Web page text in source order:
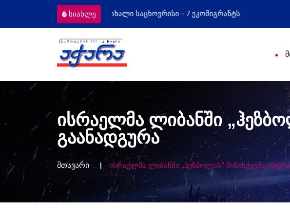
სიახლე
- 7 ეკომიგრანტს მოსამართლეებს პროფესიული დღე
ისრაელმა ლიბანში
გაანადგურა
მთავარი ისრაელმა ლიბანში „ჰეზბოლას“ მიწისქვეშა